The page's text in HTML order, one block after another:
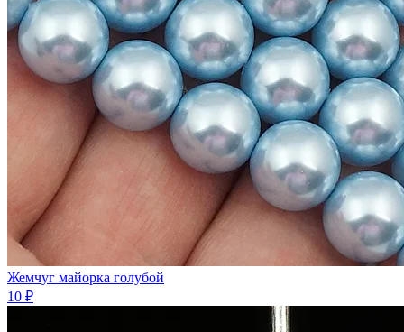
Жемчуг майорка голубой
10 ₽